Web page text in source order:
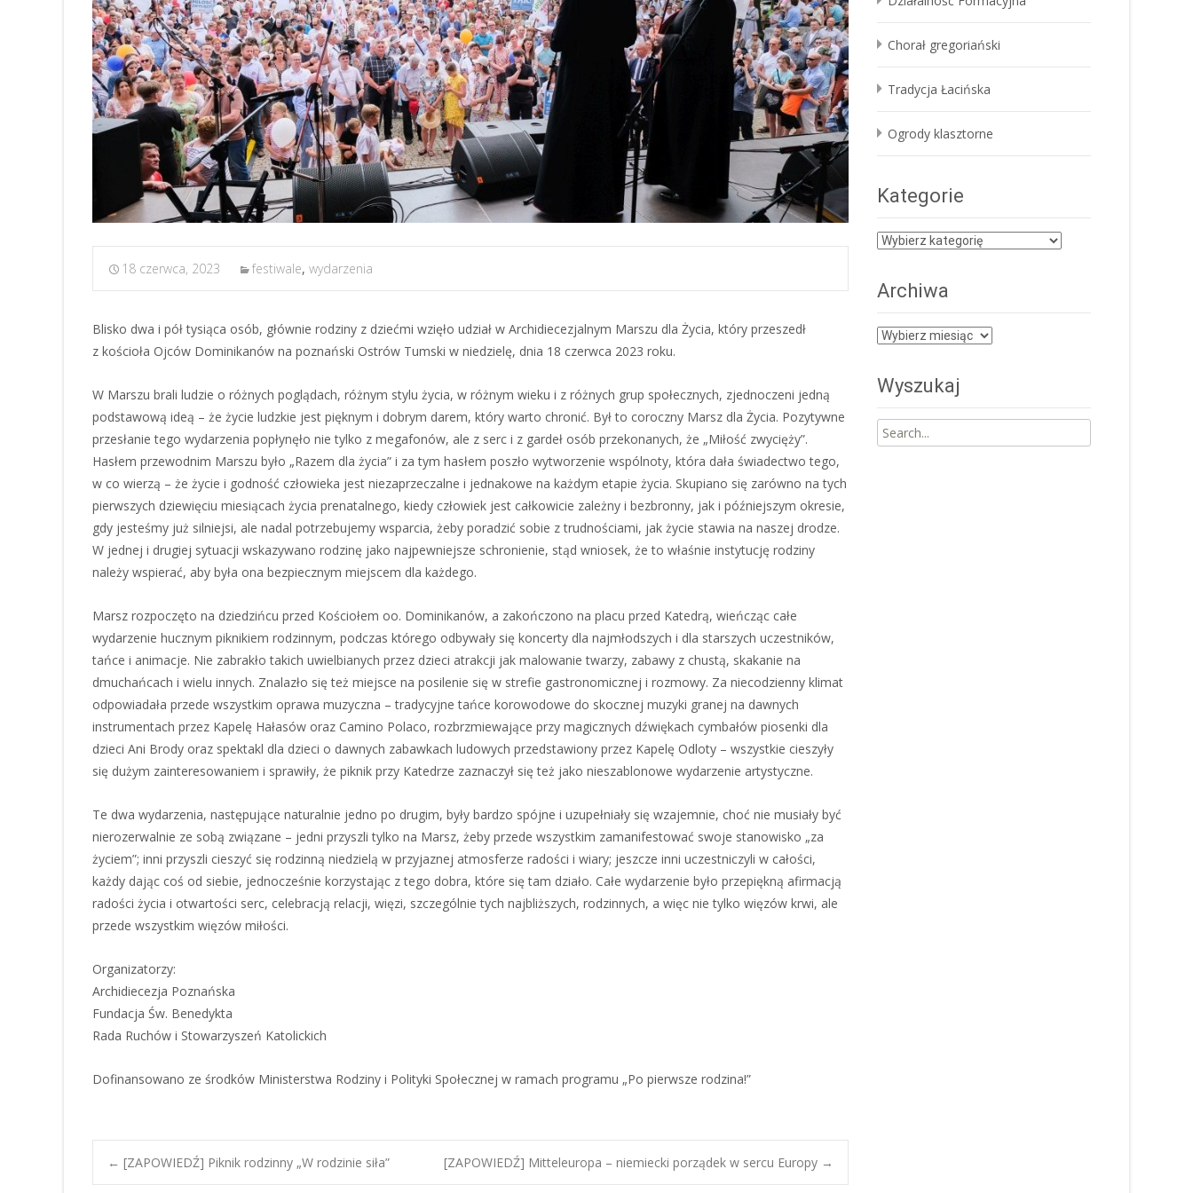
18 czerwca, 2023 festiwale, wydarzenia
Blisko dwa i pół tysiąca osób, głównie rodziny z dziećmi wzięło udział w Archidiecezjalnym Marszu dla Życia, który przeszedł
z kościoła Ojców Dominikanów na poznański Ostrów Tumski w niedzielę, dnia 18 czerwca 2023 roku.
W Marszu brali ludzie o różnych poglądach, różnym stylu życia, w różnym wieku i z różnych grup społecznych, zjednoczeni jedną
podstawową ideą – że życie ludzkie jest pięknym i dobrym darem, który warto chronić. Był to coroczny Marsz dla Życia. Pozytywne
przesłanie tego wydarzenia popłynęło nie tylko z megafonów, ale z serc i z gardeł osób przekonanych, że „Miłość zwycięży”.
Hasłem przewodnim Marszu było „Razem dla życia” i za tym hasłem poszło wytworzenie wspólnoty, która dała świadectwo tego,
w co wierzą – że życie i godność człowieka jest niezaprzeczalne i jednakowe na każdym etapie życia. Skupiano się zarówno na tych
pierwszych dziewięciu miesiącach życia prenatalnego, kiedy człowiek jest całkowicie zależny i bezbronny, jak i późniejszym okresie,
gdy jesteśmy już silniejsi, ale nadal potrzebujemy wsparcia, żeby poradzić sobie z trudnościami, jak życie stawia na naszej drodze.
W jednej i drugiej sytuacji wskazywano rodzinę jako najpewniejsze schronienie, stąd wniosek, że to właśnie instytucję rodziny
należy wspierać, aby była ona bezpiecznym miejscem dla każdego.
Marsz rozpoczęto na dziedzińcu przed Kościołem oo. Dominikanów, a zakończono na placu przed Katedrą, wieńcząc całe
wydarzenie hucznym piknikiem rodzinnym, podczas którego odbywały się koncerty dla najmłodszych i dla starszych uczestników,
tańce i animacje. Nie zabrakło takich uwielbianych przez dzieci atrakcji jak malowanie twarzy, zabawy z chustą, skakanie na
dmuchańcach i wielu innych. Znalazło się też miejsce na posilenie się w strefie gastronomicznej i rozmowy. Za niecodzienny klimat
odpowiadała przede wszystkim oprawa muzyczna – tradycyjne tańce korowodowe do skocznej muzyki granej na dawnych
instrumentach przez Kapelę Hałasów oraz Camino Polaco, rozbrzmiewające przy magicznych dźwiękach cymbałów piosenki dla
dzieci Ani Brody oraz spektakl dla dzieci o dawnych zabawkach ludowych przedstawiony przez Kapelę Odloty – wszystkie cieszyły
się dużym zainteresowaniem i sprawiły, że piknik przy Katedrze zaznaczył się też jako nieszablonowe wydarzenie artystyczne.
Te dwa wydarzenia, następujące naturalnie jedno po drugim, były bardzo spójne i uzupełniały się wzajemnie, choć nie musiały być
nierozerwalnie ze sobą związane – jedni przyszli tylko na Marsz, żeby przede wszystkim zamanifestować swoje stanowisko „za
życiem”; inni przyszli cieszyć się rodzinną niedzielą w przyjaznej atmosferze radości i wiary; jeszcze inni uczestniczyli w całości,
każdy dając coś od siebie, jednocześnie korzystając z tego dobra, które się tam działo. Całe wydarzenie było przepiękną afirmacją
radości życia i otwartości serc, celebracją relacji, więzi, szczególnie tych najbliższych, rodzinnych, a więc nie tylko więzów krwi, ale
przede wszystkim więzów miłości.
Organizatorzy:
Archidiecezja Poznańska
Fundacja Św. Benedykta
Rada Ruchów i Stowarzyszeń Katolickich
Dofinansowano ze środków Ministerstwa Rodziny i Polityki Społecznej w ramach programu „Po pierwsze rodzina!”
Post
← [ZAPOWIEDŹ] Piknik rodzinny „W rodzinie siła” [ZAPOWIEDŹ] Mitteleuropa – niemiecki porządek w sercu Europy →
Chorał gregoriański
Tradycja Łacińska
Ogrody klasztorne
Kategorie
Kategorie
Archiwa
Archiwa
Wyszukaj
Search
for: